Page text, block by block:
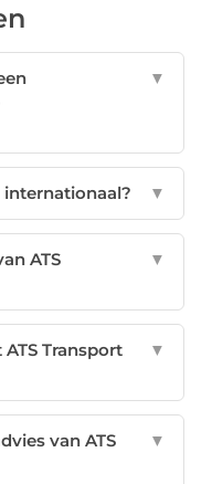
▼
internationaal? ▼
ATS
▼
Transport
▼
van ATS
▼